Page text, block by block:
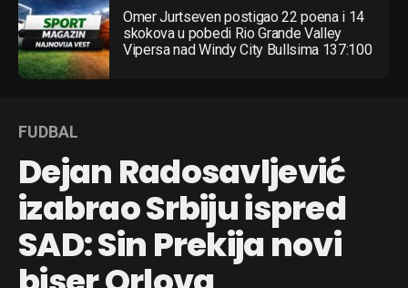
Omer Jurtseven postigao 22 poena i 14
skokova u pobedi Rio Grande Valley
Vipersa nad Windy City Bullsima 137:100
FUDBAL
Dejan Radosavljević
izabrao Srbiju ispred
SAD: Sin Prekija novi